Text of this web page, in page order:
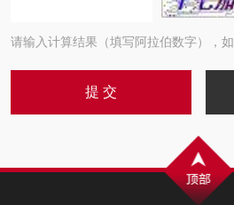
请输入计算结果（填写阿拉伯数字），